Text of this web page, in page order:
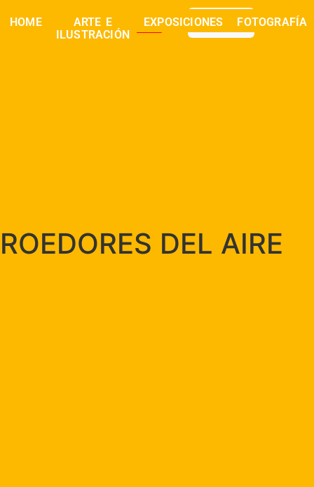
HOME
ARTE E
ILUSTRACIÓN
EXPOSICIONES FOTOGRAFÍA
buscar 0,00
ROEDORES DEL AIRE